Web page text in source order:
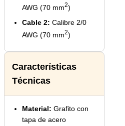
AWG (70 mm2)
Cable 2: Calibre 2/0
AWG (70 mm2)
Características
Técnicas
Material: Grafito con
tapa de acero